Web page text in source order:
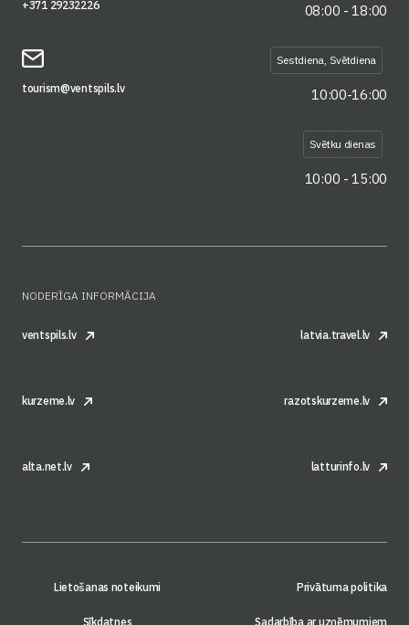
+371 29232226
tourism@ventspils.lv
08:00 - 18:00
Sestdiena, Svētdiena
10:00-16:00
Svētku dienas
10:00 - 15:00
NODERĪGA INFORMĀCIJA
ventspils.lv latvia.travel.lv
kurzeme.lv razotskurzeme.lv
alta.net.lv latturinfo.lv
Lietošanas noteikumi Privātuma politika
Sīkdatnes Sadarbība ar uzņēmumiem